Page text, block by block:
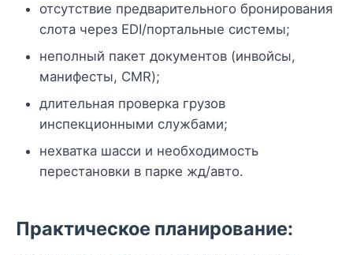
отсутствие предварительного бронирования
слота через EDI/портальные системы;
неполный пакет документов (инвойсы,
манифесты, CMR);
длительная проверка грузов
инспекционными службами;
нехватка шасси и необходимость
перестановки в парке жд/авто.
Практическое планирование: